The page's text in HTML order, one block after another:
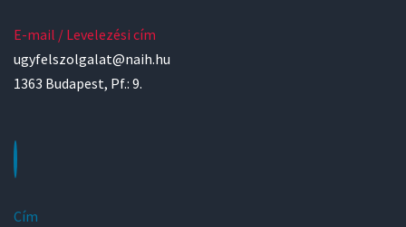
E-mail / Levelezési cím
ugyfelszolgalat@naih.hu
1363 Budapest, Pf.: 9.
Cím